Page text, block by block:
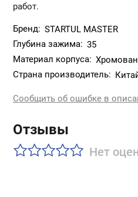
работ.
Бренд: STARTUL MASTER
Глубина зажима: 35
Материал корпуса:
Страна производитель:
Сообщить об ошибке в
Отзывы
Нет